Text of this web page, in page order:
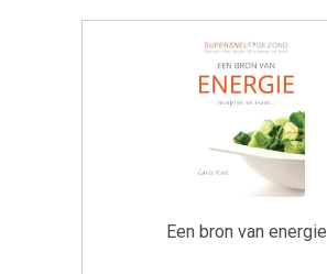
Een bron van energie